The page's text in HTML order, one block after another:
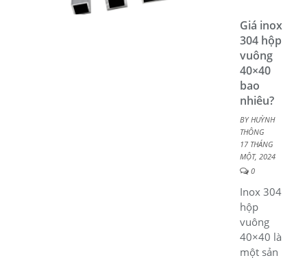
Giá inox
304 hộp
vuông
40×40
bao
nhiêu?
BYHUỲNH
THÔNG
17 THÁNG
MỘT, 2024
0
Inox 304
hộp
vuông
40×40 là
một sản